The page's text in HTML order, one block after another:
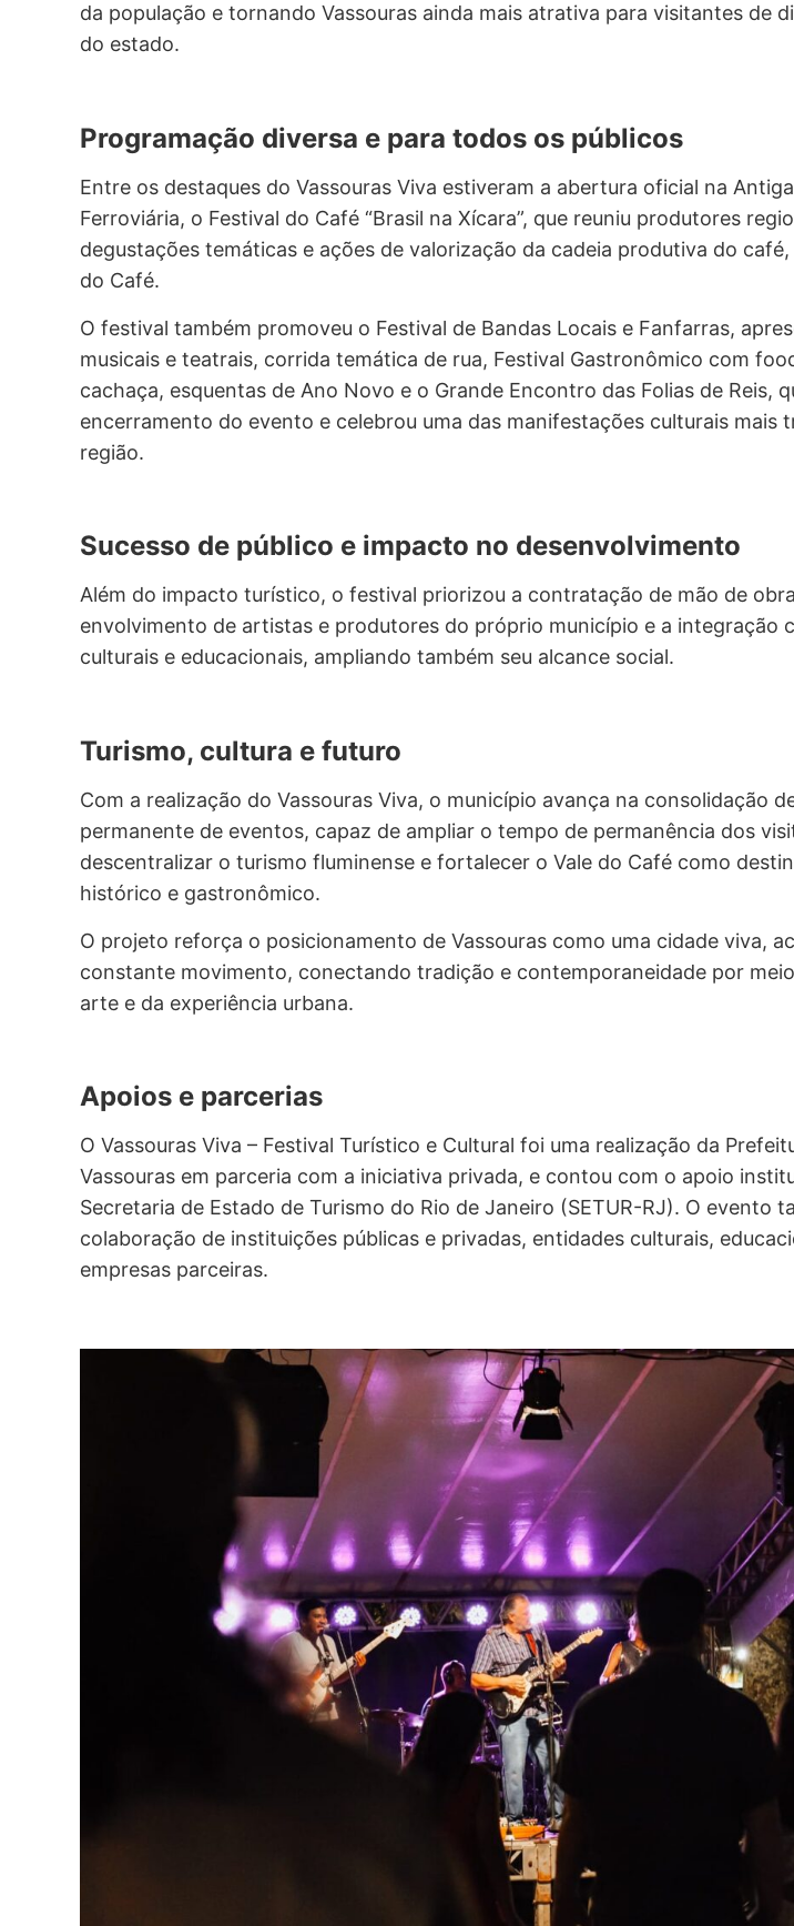
da população e tornando Vassouras ainda mais atrativa para visitantes de
do estado.
Programação diversa e para todos os públicos
Entre os destaques do Vassouras Viva estiveram a abertura oficial na
Ferroviária, o Festival do Café “Brasil na Xícara”, que reuniu produtores
degustações temáticas e ações de valorização da cadeia produtiva do
do Café.
O festival também promoveu o Festival de Bandas Locais e Fanfarras,
musicais e teatrais, corrida temática de rua, Festival Gastronômico com
cachaça, esquentas de Ano Novo e o Grande Encontro das Folias de Reis,
encerramento do evento e celebrou uma das manifestações culturais mais
região.
Sucesso de público e impacto no desenvolvimento
Além do impacto turístico, o festival priorizou a contratação de mão de
envolvimento de artistas e produtores do próprio município e a integração
culturais e educacionais, ampliando também seu alcance social.
Turismo, cultura e futuro
Com a realização do Vassouras Viva, o município avança na consolidação
permanente de eventos, capaz de ampliar o tempo de permanência dos
descentralizar o turismo fluminense e fortalecer o Vale do Café como
histórico e gastronômico.
O projeto reforça o posicionamento de Vassouras como uma cidade viva,
constante movimento, conectando tradição e contemporaneidade por
arte e da experiência urbana.
Apoios e parcerias
O Vassouras Viva – Festival Turístico e Cultural foi uma realização da
Vassouras em parceria com a iniciativa privada, e contou com o apoio
Secretaria de Estado de Turismo do Rio de Janeiro (SETUR-RJ). O evento
colaboração de instituições públicas e privadas, entidades culturais,
empresas parceiras.